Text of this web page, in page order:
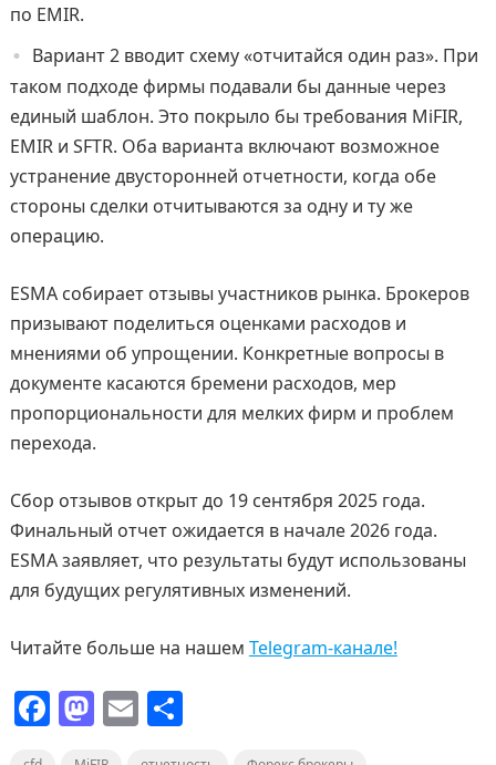
по EMIR.
Вариант 2 вводит схему «отчитайся один раз». При
таком подходе фирмы подавали бы данные через
единый шаблон. Это покрыло бы требования MiFIR,
EMIR и SFTR. Оба варианта включают возможное
устранение двусторонней отчетности, когда обе
стороны сделки отчитываются за одну и ту же
операцию.
ESMA собирает отзывы участников рынка. Брокеров
призывают поделиться оценками расходов и
мнениями об упрощении. Конкретные вопросы в
документе касаются бремени расходов, мер
пропорциональности для мелких фирм и проблем
перехода.
Сбор отзывов открыт до 19 сентября 2025 года.
Финальный отчет ожидается в начале 2026 года.
ESMA заявляет, что результаты будут использованы
для будущих регулятивных изменений.
Читайте больше на нашем Telegram-канале!
F M E О